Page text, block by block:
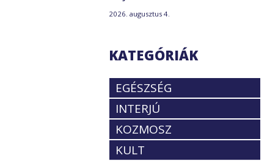
2026. augusztus 4.
KATEGÓRIÁK
EGÉSZSÉG
INTERJÚ
KOZMOSZ
KULT